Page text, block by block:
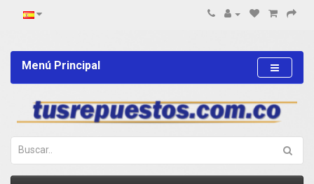
Menú Principal